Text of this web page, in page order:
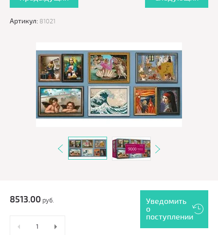
Артикул: 81021
8513.00 руб.
Уведомить
о
поступлении